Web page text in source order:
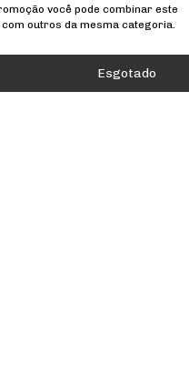
você pode combinar este
outros da mesma categoria.